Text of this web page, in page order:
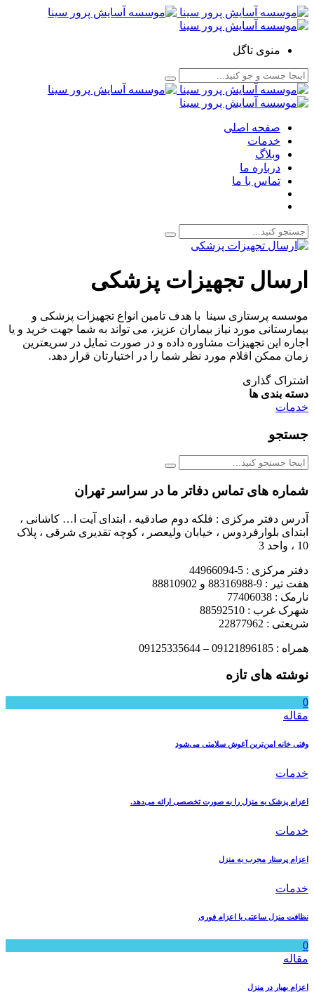
منوی تاگل
صفحه اصلی
خدمات
وبلاگ
درباره ما
تماس با ما
ارسال تجهیزات پزشکی
موسسه پرستاری سینا با هدف تامین انواع تجهیزات پزشکی و
بیمارستانی مورد نیاز بیماران عزیز، می تواند به شما جهت خرید و یا
اجاره این تجهیزات مشاوره داده و در صورت تمایل در سریعترین
زمان ممکن اقلام مورد نظر شما را در اختیارتان قرار دهد.
اشتراک گذاری
دسته بندی ها
خدمات
جستجو
شماره های تماس دفاتر ما در سراسر تهران
آدرس دفتر مرکزی : فلکه دوم صادقیه ، ابتدای آیت ا… کاشانی ،
ابتدای بلوارفردوس ، خیابان ولیعصر ، کوچه تقدیری شرقی ، پلاک
10 ، واحد 3
دفتر مرکزی : 5-44966094
هفت تیر : 9-88316988 و 88810902
نارمک : 77406038
شهرک غرب : 88592510
شریعتی : 22877962
همراه : 09121896185 – 09125335644
نوشته های تازه
0
مقاله
وقتی خانه امن‌ترین آغوش سلامتی می‌شود
خدمات
اعزام پزشک به منزل را به صورت تخصصی ارائه می‌دهد.
خدمات
اعزام پرستار مجرب به منزل
خدمات
نظافت منزل ساعتی با اعزام فوری
0
مقاله
اعزام بهیار در منزل